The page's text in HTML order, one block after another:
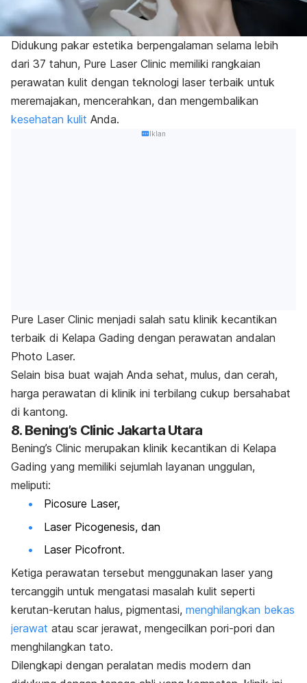
Didukung pakar estetika berpengalaman selama lebih
dari 37 tahun, Pure Laser Clinic memiliki rangkaian
perawatan kulit dengan teknologi laser terbaik untuk
meremajakan, mencerahkan, dan mengembalikan
kesehatan kulit Anda.
Iklan
Pure Laser Clinic menjadi salah satu klinik kecantikan
terbaik di Kelapa Gading dengan perawatan andalan
Photo Laser.
Selain bisa buat wajah Anda sehat, mulus, dan cerah,
harga perawatan di klinik ini terbilang cukup bersahabat
di kantong.
8. Bening’s Clinic Jakarta Utara
Bening’s Clinic merupakan klinik kecantikan di Kelapa
Gading yang memiliki sejumlah layanan unggulan,
meliputi:
Picosure Laser,
Laser Picogenesis, dan
Laser Picofront.
Ketiga perawatan tersebut menggunakan laser yang
tercanggih untuk mengatasi masalah kulit seperti
kerutan-kerutan halus, pigmentasi, menghilangkan bekas
jerawat atau scar jerawat, mengecilkan pori-pori dan
menghilangkan tato.
Dilengkapi dengan peralatan medis modern dan